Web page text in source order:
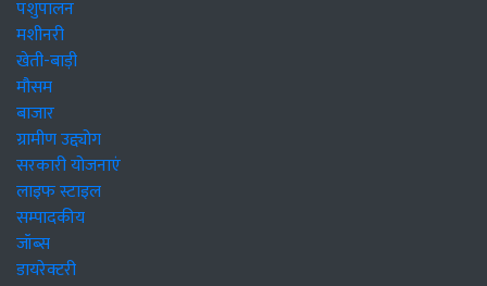
पशुपालन
मशीनरी
खेती-बाड़ी
मौसम
बाजार
ग्रामीण उद्द्योग
सरकारी योजनाएं
लाइफ स्टाइल
सम्पादकीय
जॉब्स
डायरेक्टरी